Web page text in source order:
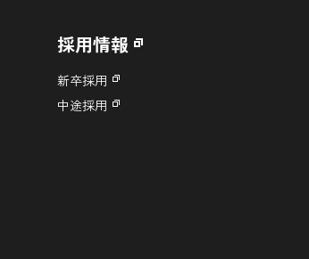
採用情報
新卒採用
中途採用